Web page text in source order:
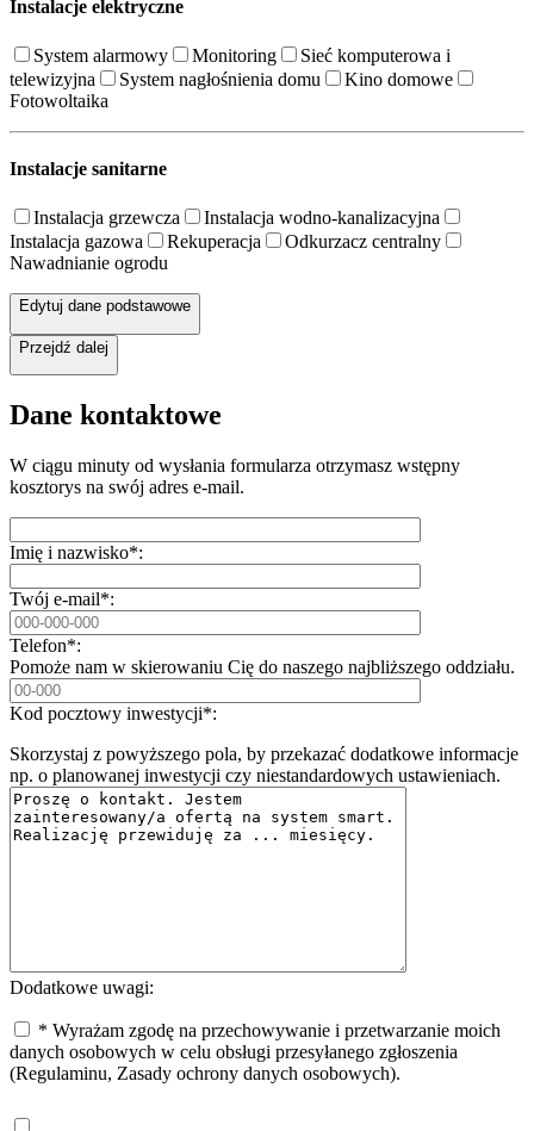
Instalacje elektryczne
System alarmowy Monitoring
Sieć komputerowa i
telewizyjna
System nagłośnienia domu
Kino domowe
Fotowoltaika
Instalacje sanitarne
Instalacja grzewcza
Instalacja wodno-kanalizacyjna
Instalacja gazowa
Rekuperacja
Odkurzacz centralny
Nawadnianie ogrodu
Edytuj dane podstawowe
Przejdź dalej
Dane kontaktowe
W ciągu minuty od wysłania formularza otrzymasz wstępny
kosztorys na swój adres e-mail.
Imię i nazwisko*:
Twój e-mail*:
Telefon*:
Pomoże nam w skierowaniu Cię do naszego najbliższego oddziału.
Kod pocztowy inwestycji*:
Skorzystaj z powyższego pola, by przekazać dodatkowe informacje
np. o planowanej inwestycji czy niestandardowych ustawieniach.
Dodatkowe uwagi:
* Wyrażam zgodę na przechowywanie i przetwarzanie moich
danych osobowych w celu obsługi przesyłanego zgłoszenia
(Regulaminu, Zasady ochrony danych osobowych).